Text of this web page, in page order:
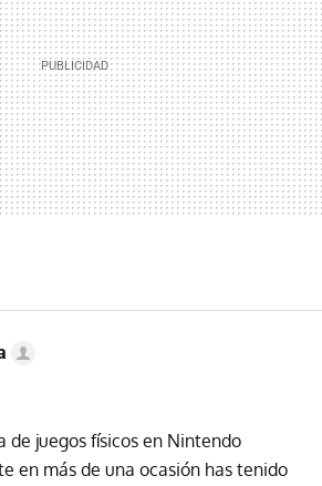
de juegos físicos en Nintendo
en más de una ocasión has tenido